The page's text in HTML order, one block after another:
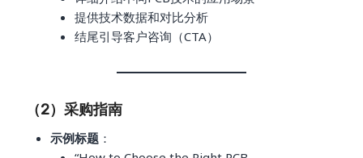
提供技术数据和对比分析
结尾引导客户咨询（CTA）
（2）采购指南
示例标题 ：